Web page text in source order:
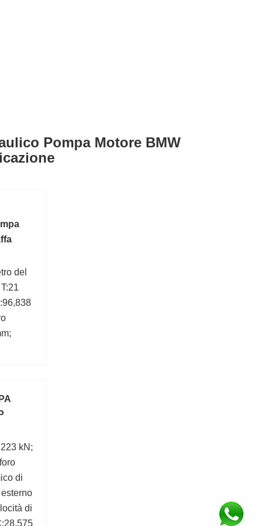
Pompa Motore BMW
del
kN;
di
di